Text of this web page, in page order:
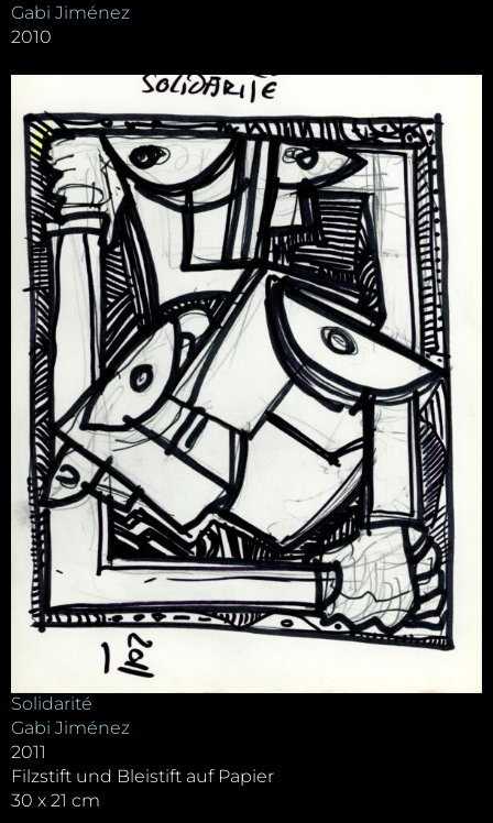
Gabi Jiménez
2010
Solidarité
Gabi Jiménez
2011
Filzstift und Bleistift auf Papier
30 x 21 cm